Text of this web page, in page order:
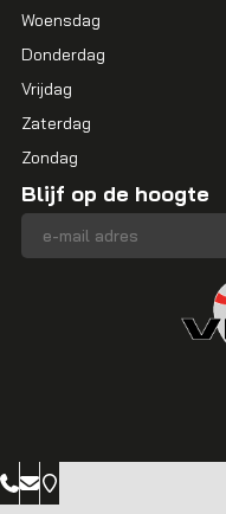
Woensdag
Donderdag
Vrijdag
Zaterdag
Zondag
Blijf op de hoogte
E-mailadres